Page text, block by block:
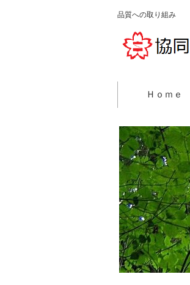
品質への取り組み
Ｈｏｍｅ